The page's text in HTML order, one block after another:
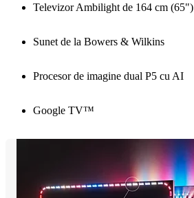
Televizor Ambilight de 164 cm (65")
Sunet de la Bowers & Wilkins
Procesor de imagine dual P5 cu AI
Google TV™